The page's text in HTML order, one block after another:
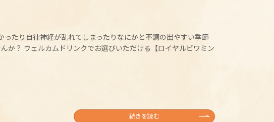
たり自律神経が乱れてしまったりなにかと不調の出やすい季節
か？ ウェルカムドリンクでお選びいただける【ロイヤルビワミン
続きを読む